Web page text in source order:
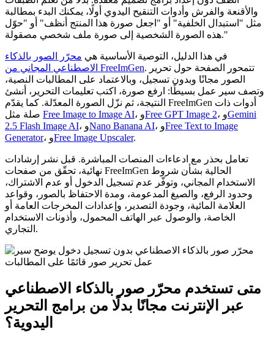
والأقنعة والفرش وأدوات التنقيح اليدوي أولًا، يمكنك البدء بمطالبة
مثل "استبدال الخلفية" أو "اجعل صورة هذا المنتج أنظف" أو "حوّل
هذه الصورة الشخصية إلى صورة ملف شخصي مصقولة."
في هذا الدليل، التوصية الأساسية هي محرّر الصور بالذكاء
الاصطناعي المجاني من FreeImGen. تتمحور الصفحة حول تحرير
الصور مجانًا وبدون تسجيل، وبالاعتماد على المطالبات النصية،
وتصف سير عمل بسيطًا: ارفع صورة، اكتب تعليمات التحرير، أنشئ
النتيجة، ثم نزّل الصورة المعدّلة. كما يقدّم FreeImGen أدوات ذات
Free Image to Image AI ، وFree GPT Image 2 ، وGemini
2.5 Flash Image AI ، وNano Banana AI ، وFree Text to Image
Generator ، وFree Image Upscaler.
تعامل بحذر مع ادعاءات المنصات المباشرة. قبل نشر إرشادات
نهائية، تحقّق من صفحات FreeImGen الحالية بشأن شروط
الاستخدام المجاني، وتوفّر عدم تسجيل الدخول أو عدم الاشتراك،
وحدود الرفع، والصيغ المدعومة، ومدة الاحتفاظ بالصور، وقواعد
العلامة المائية، وجودة التصدير، وإعدادات المخرجات العامة أو
الخاصة، والوصول عبر الهاتف المحمول، وأذونات الاستخدام
التجاري.
متى تستخدم محرّر صور بالذكاء الاصطناعي
عبر الإنترنت مجانًا بدلًا من برامج التحرير
اليدوية؟